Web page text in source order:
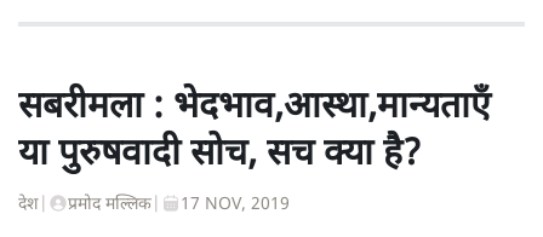
पवन उप्रेती
पवन उप्रेती की और स्टोरी पढ़ें